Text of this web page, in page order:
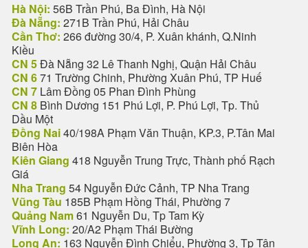
Hà Nội: 56B Trần Phú, Ba Đình, Hà Nội
Đà Nẵng: 271B Trần Phú, Hải Châu
Cần Thơ: 266 đường 30/4, P. Xuân khánh, Q.Ninh
Kiều
CN 5Đà Nẵng 32 Lê Thanh Nghị, Quận Hải Châu
CN 671 Trường Chinh, Phường Xuân Phú, TP Huế
CN 7 Lâm Đồng 05 Phan Đình Phùng
CN 8 Bình Dương 151 Phú Lợi, P. Phú Lợi, Tp. Thủ
Dầu Một
Đồng Nai40/198A Phạm Văn Thuận, KP.3, P.Tân Mai
Biên Hòa
Kiên Giang 418 Nguyễn Trung Trực, Thành phố Rạch
Giá
Nha Trang 54 Nguyễn Đức Cảnh, TP Nha Trang
Vũng Tàu 185B Phạm Hồng Thái, Phường 7
Quảng Nam61 Nguyễn Du, Tp Tam Kỳ
Vĩnh Long: 20/A2 Phạm Thái Bường
Long An: 163 Nguyễn Đình Chiểu, Phường 3, Tp Tân